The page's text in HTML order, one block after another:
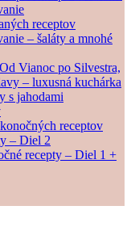
receptov
– šaláty a mnohé
Vianoc po Silvestra,
– luxusná kuchárka
s jahodami
receptov
– Diel 2
recepty – Diel 1 +